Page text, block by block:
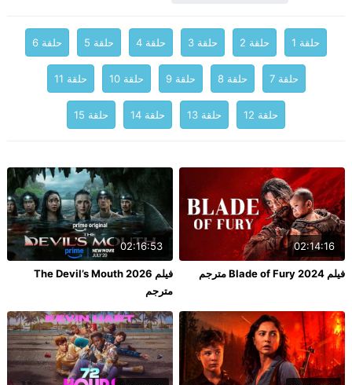
حلقة 1 حلقة 2 حلقة 3 حلقة 4 حلقة 5 حلقة 6
حلقة 7 حلقة 8 حلقة 9 حلقة 10 حلقة 11
حلقة 12 حلقة 13 حلقة 14 حلقة 15
02:14:16
فيلم Blade of Fury 2024 مترجم
02:16:53
فيلم The Devil’s Mouth 2026
مترجم